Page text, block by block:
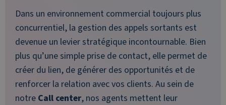
Dans un environnement commercial toujours plus
concurrentiel, la gestion des appels sortants est
devenue un levier stratégique incontournable. Bien
plus qu’une simple prise de contact, elle permet de
créer du lien, de générer des opportunités et de
renforcer la relation avec vos clients. Au sein de
notre Call center, nos agents mettent leur